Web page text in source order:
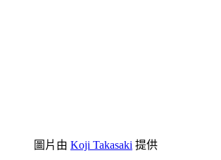
圖片由 Koji Takasaki 提供